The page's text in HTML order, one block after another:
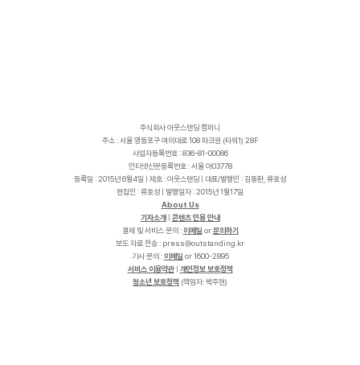
주식회사 아웃스탠딩 컴퍼니
주소 : 서울 영등포구 여의대로 108 파크원 (타워1) 28F
사업자등록번호 : 836-81-00086
인터넷신문등록번호 : 서울 아03778
등록일 : 2015년 6월4일 | 제호 : 아웃스탠딩 | 대표/발행인 : 김동환, 류호성
편집인 : 류호성 | 발행일자 : 2015년 1월17일
About Us
기자소개
콘텐츠 인용 안내
결제 및 서비스 문의 : 이메일 or문의하기
보도 자료 전송 :
r
k
.
g
n
i
d
n
a
t
s
t
u
o
@
s
s
e
r
p
기사 문의 : 이메일 or 1600-2895
서비스 이용약관| 개인정보 보호정책
청소년 보호정책 (책임자: 박주현)